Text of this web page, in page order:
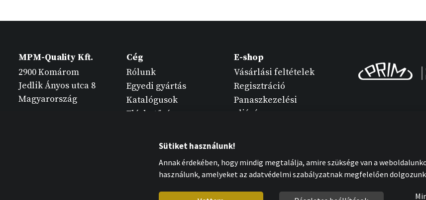
MPM-Quality Kft.
2900 Komárom
Jedlik Ányos utca 8
Magyarország
Cég
Rólunk
Egyedi gyártás
Katalógusok
Elérhetőség
E-shop
Vásárlási feltételek
Regisztráció
Panaszkezelési
eljárás
Óra karbantartása
védelme
Sütiket használunk!
Annak érdekében, hogy mindig megtalálja, amire szüksége van a
használunk, amelyeket az adatvédelmi szabályzatnak megfelelően